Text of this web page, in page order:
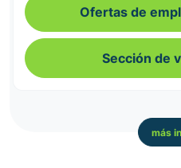
Ofertas de
Sección de
más